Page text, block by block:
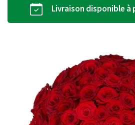
Livraison disponible à